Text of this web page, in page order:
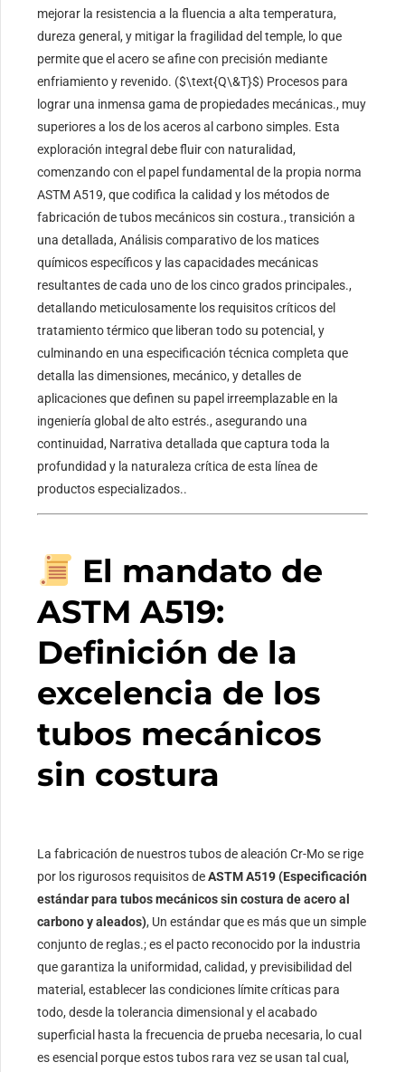
mejorar la resistencia a la fluencia a alta temperatura,
dureza general, y mitigar la fragilidad del temple, lo que
permite que el acero se afine con precisión mediante
enfriamiento y revenido. ($\text{Q\&T}$) Procesos para
lograr una inmensa gama de propiedades mecánicas., muy
superiores a los de los aceros al carbono simples. Esta
exploración integral debe fluir con naturalidad,
comenzando con el papel fundamental de la propia norma
ASTM A519, que codifica la calidad y los métodos de
fabricación de tubos mecánicos sin costura., transición a
una detallada, Análisis comparativo de los matices
químicos específicos y las capacidades mecánicas
resultantes de cada uno de los cinco grados principales.,
detallando meticulosamente los requisitos críticos del
tratamiento térmico que liberan todo su potencial, y
culminando en una especificación técnica completa que
detalla las dimensiones, mecánico, y detalles de
aplicaciones que definen su papel irreemplazable en la
ingeniería global de alto estrés., asegurando una
continuidad, Narrativa detallada que captura toda la
profundidad y la naturaleza crítica de esta línea de
productos especializados..
El mandato de
ASTM A519:
Definición de la
excelencia de los
tubos mecánicos
sin costura
La fabricación de nuestros tubos de aleación Cr-Mo se rige
por los rigurosos requisitos deASTM A519 (Especificación
estándar para tubos mecánicos sin costura de acero al
carbono y aleados), Un estándar que es más que un simple
conjunto de reglas.; es el pacto reconocido por la industria
que garantiza la uniformidad, calidad, y previsibilidad del
material, establecer las condiciones límite críticas para
todo, desde la tolerancia dimensional y el acabado
superficial hasta la frecuencia de prueba necesaria, lo cual
es esencial porque estos tubos rara vez se usan tal cual,